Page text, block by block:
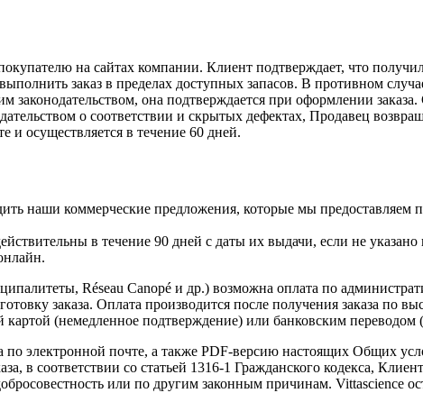
на сайтах компании. Клиент подтверждает, что
заказ в пределах доступных запасов. В противном
законодательством, она подтверждается при оформлении
о соответствии и скрытых дефектах, Продавец
и осуществляется в течение 60 дней.
наши коммерческие предложения, которые мы предоставляем
в течение 90 дней с даты их выдачи, если не указано
Réseau Canopé и др.) возможна оплата по
заказа. Оплата производится после получения заказа по
(немедленное подтверждение) или банковским переводом
электронной почте, а также PDF-версию настоящих Общих
в соответствии со статьей 1316-1 Гражданского кодекса,
или по другим законным причинам. Vittascience